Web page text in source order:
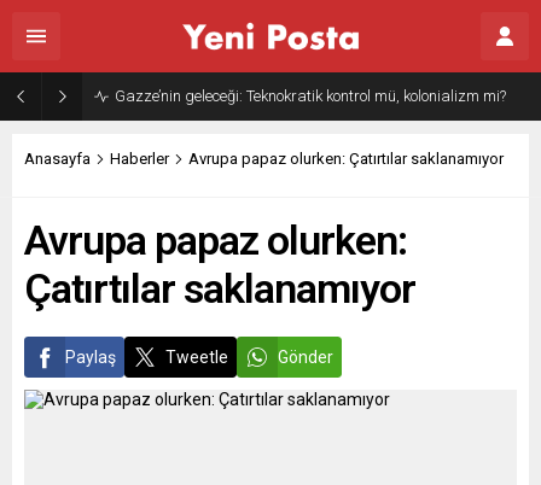
Gazze’nin geleceği: Teknokratik kontrol mü, kolonializm mi?
Anasayfa Haberler Avrupa papaz olurken: Çatırtılar saklanamıyor
Avrupa papaz olurken:
Çatırtılar saklanamıyor
Paylaş Tweetle Gönder